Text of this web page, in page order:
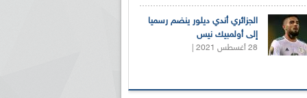
الجزائري أندي ديلور ينضم رسميا
إلى أولمبيك نيس
28 أغسطس 2021 |